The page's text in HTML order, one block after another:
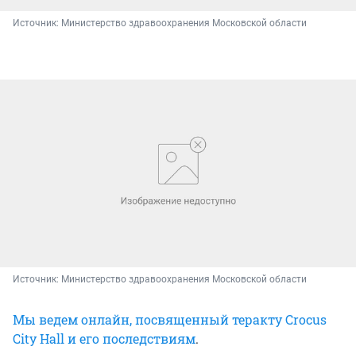
Источник: Министерство здравоохранения Московской области
Источник: Министерство здравоохранения Московской области
Мы ведем онлайн, посвященный теракту Crocus
City Hall и его последствиям.